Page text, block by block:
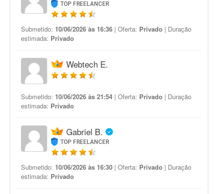
TOP FREELANCER
Submetido: 10/06/2026 às 16:36 | Oferta: Privado | Duração
estimada: Privado
Webtech E.
Submetido: 10/06/2026 às 21:54 | Oferta: Privado | Duração
estimada: Privado
Gabriel B.
TOP FREELANCER
Submetido: 10/06/2026 às 16:30 | Oferta: Privado | Duração
estimada: Privado